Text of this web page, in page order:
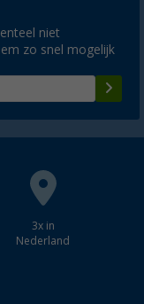
niet
zo snel mogelijk
3x in
Nederland